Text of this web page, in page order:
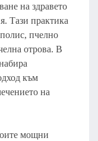
на здравето
Тази практика
пчелно
отрова. В
към
на
мощни